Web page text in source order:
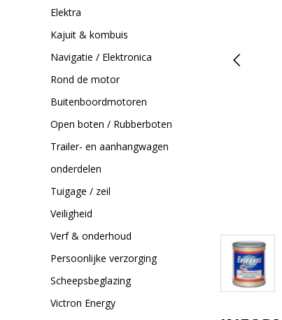
Elektra
Kajuit & kombuis
Navigatie / Elektronica
Rond de motor
Buitenboordmotoren
Open boten / Rubberboten
Trailer- en aanhangwagen
onderdelen
Tuigage / zeil
Veiligheid
Verf & onderhoud
Persoonlijke verzorging
Scheepsbeglazing
Victron Energy